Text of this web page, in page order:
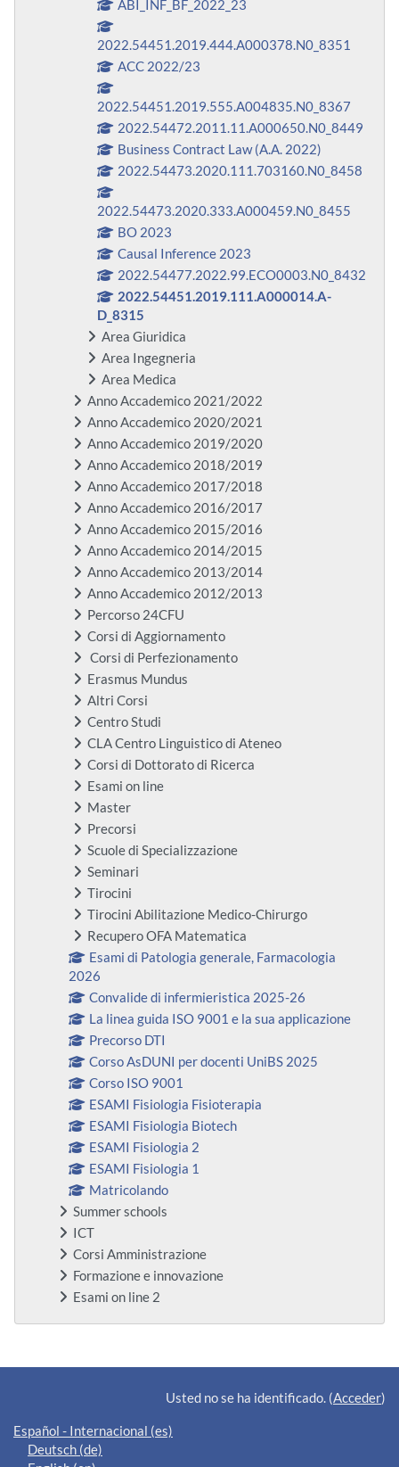
ABI_INF_BF_2022_23
2022.54451.2019.444.A000378.N0_8351
ACC 2022/23
2022.54451.2019.555.A004835.N0_8367
2022.54472.2011.11.A000650.N0_8449
Business Contract Law (A.A. 2022)
2022.54473.2020.111.703160.N0_8458
2022.54473.2020.333.A000459.N0_8455
BO 2023
Causal Inference 2023
2022.54477.2022.99.ECO0003.N0_8432
2022.54451.2019.111.A000014.A-
D_8315
Area Giuridica
Area Ingegneria
Area Medica
Anno Accademico 2021/2022
Anno Accademico 2020/2021
Anno Accademico 2019/2020
Anno Accademico 2018/2019
Anno Accademico 2017/2018
Anno Accademico 2016/2017
Anno Accademico 2015/2016
Anno Accademico 2014/2015
Anno Accademico 2013/2014
Anno Accademico 2012/2013
Percorso 24CFU
Corsi di Aggiornamento
Corsi di Perfezionamento
Erasmus Mundus
Altri Corsi
Centro Studi
CLA Centro Linguistico di Ateneo
Corsi di Dottorato di Ricerca
Esami on line
Master
Precorsi
Scuole di Specializzazione
Seminari
Tirocini
Tirocini Abilitazione Medico-Chirurgo
Recupero OFA Matematica
Esami di Patologia generale, Farmacologia
2026
Convalide di infermieristica 2025-26
La linea guida ISO 9001 e la sua applicazione
Precorso DTI
Corso AsDUNI per docenti UniBS 2025
Corso ISO 9001
ESAMI Fisiologia Fisioterapia
ESAMI Fisiologia Biotech
ESAMI Fisiologia 2
ESAMI Fisiologia 1
Matricolando
Summer schools
ICT
Corsi Amministrazione
Formazione e innovazione
Esami on line 2
Bloques suplementarios
Usted no se ha identificado. (Acceder)
Español - Internacional ‎(es)‎
Deutsch ‎(de)‎